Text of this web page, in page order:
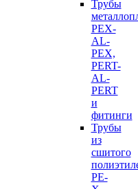
Трубы
PEX-
AL-
PEX,
PERT-
AL-
PERT
и
фитинги
Трубы
из
сшитого
PE-